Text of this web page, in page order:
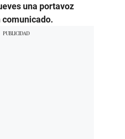
una portavoz
comunicado.